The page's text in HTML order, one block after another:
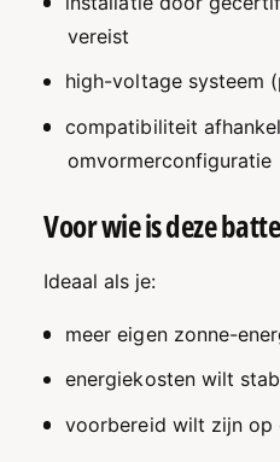
vereist
high-voltage systeem
compatibiliteit
omvormerconfiguratie
Voor wie is deze
Ideaal als je:
meer eigen zonne-
energiekosten wilt
voorbereid wilt zijn op